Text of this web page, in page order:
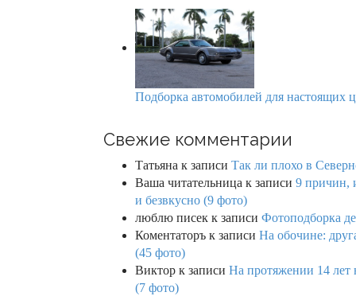
Подборка автомобилей для настоящих
Свежие комментарии
Татьяна к записи Так ли плохо в
Ваша читательница к записи 9 причин,
и безвкусно (9 фото)
люблю писек к записи Фотоподборка
Коментаторъ к записи На обочине:
(45 фото)
Виктор к записи На протяжении 14 лет
(7 фото)